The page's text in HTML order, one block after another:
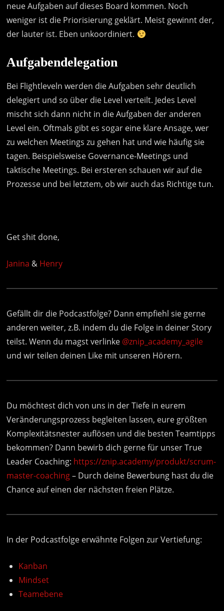
neue Aufgaben auf dieses Board kommen. Noch
weniger ist die Priorisierung geklärt. Meist gewinnt der,
der lauter ist. Eben unkoordiniert.
Aufgabendelegation
Bei Flightleveln werden die Aufgaben sehr deutlich
delegiert und so über die Level verteilt. Jedes Level
mischt sich dann nicht in die Aufgaben der anderen
Level ein. Oftmals gibt es sogar eine klare Ansage, wer
zu welchen Meetings zu gehen hat und wie häufig sie
tagen. Beispielsweise Governance-Meetings und
taktische Meetings. Bei ersteren schauen wir auf die
Prozesse und bei letztem, ob wir auch das Richtige tun.
Get shit done,
Janina & Henry
Gefällt dir die Podcastfolge? Dann empfiehl sie gerne
anderen weiter, z.B. indem du die Folge in deiner Story
teilst. Wenn du magst verlinke @znip_academy_agile
und wir teilen deinen Like mit unseren Hörern.
Du möchtest dich von uns in der Tiefe in eurem
Veränderungsprozess begleiten lassen, eure größten
Komplexitätsnester auflösen und die besten Teamtipps
bekommen? Dann bewirb dich gerne für unser True
Leader Coaching: https://znip.academy/produkt/scrum-
master-coaching– Durch deine Bewerbung hast du die
Chance auf einen der nächsten freien Plätze.
In der Podcastfolge erwähnte Folgen zur Vertiefung:
Kanban
Mindset
Teamebene